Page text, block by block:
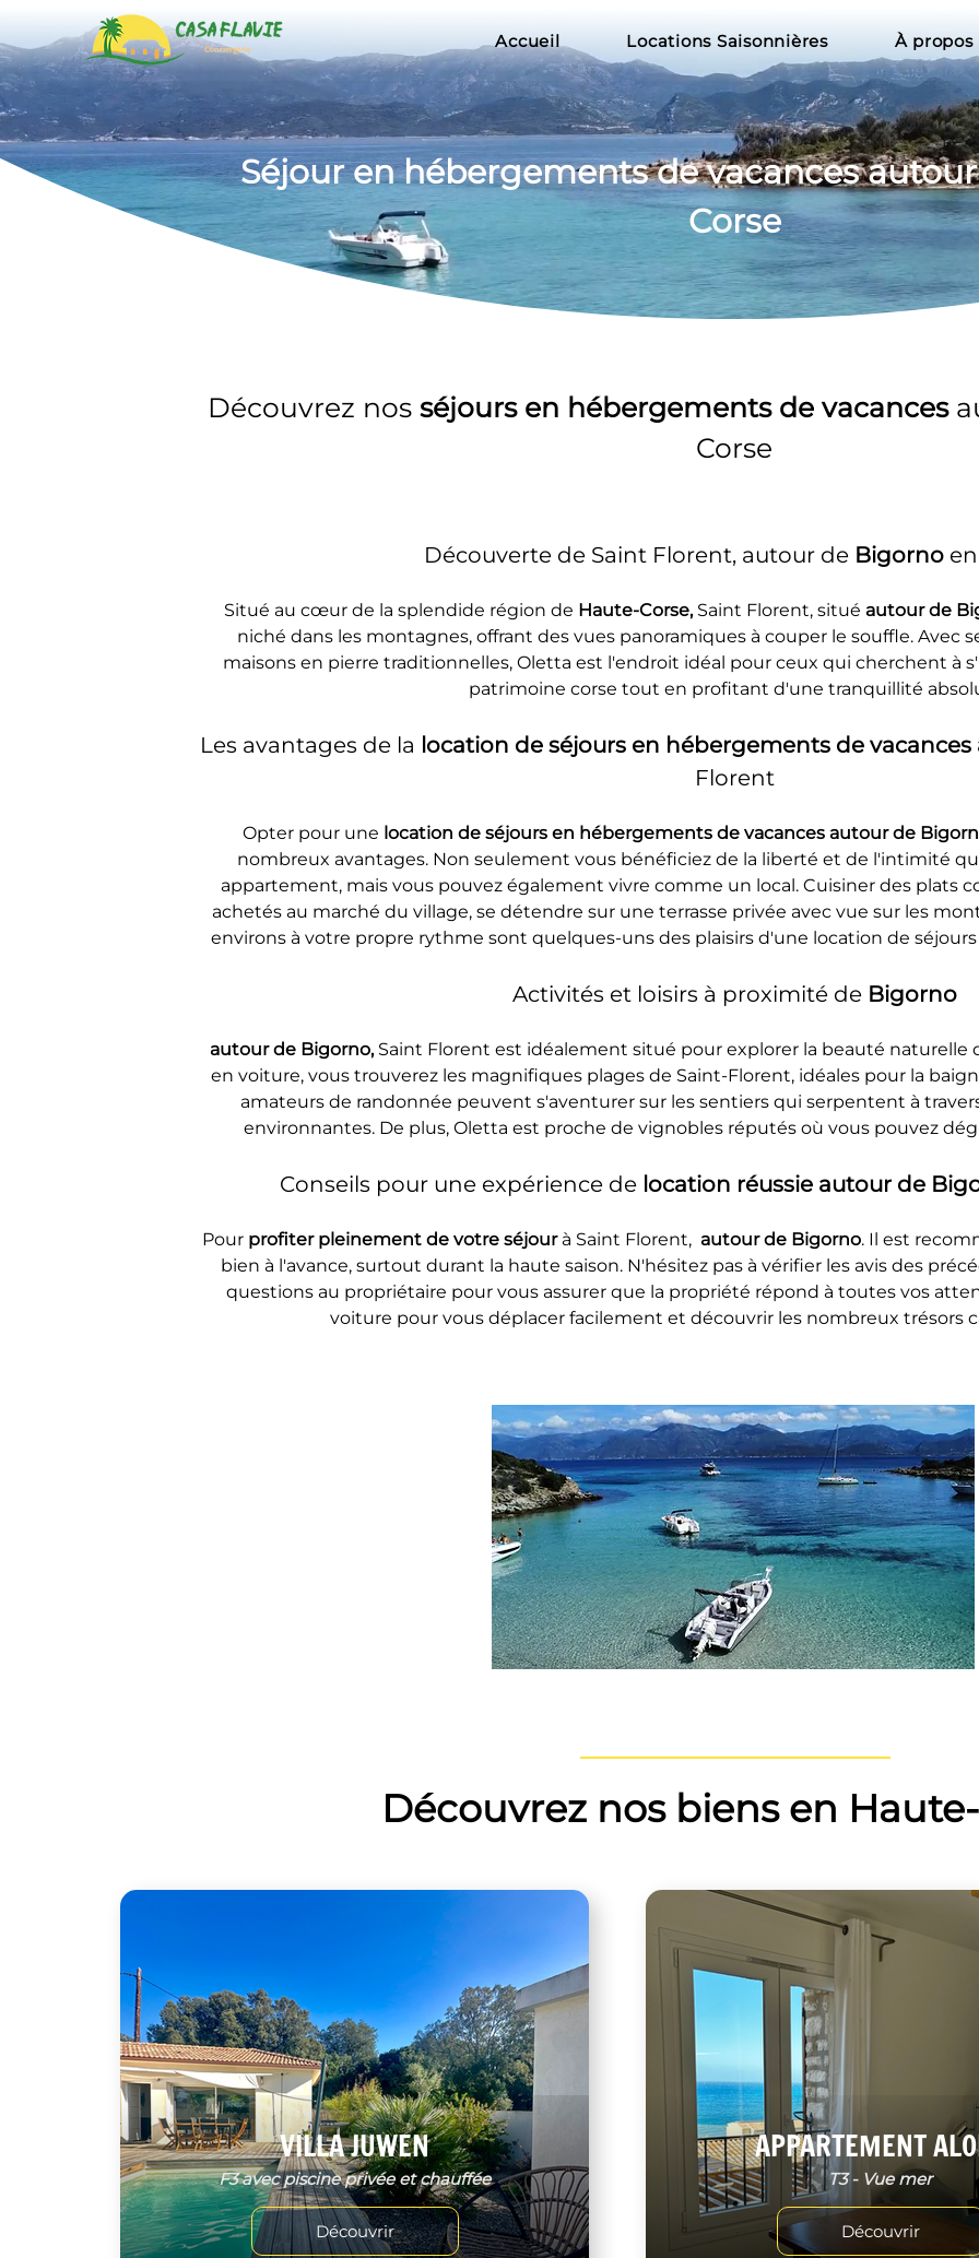
Accueil Locations Saisonnières À propos
Séjour en hébergements de vacances
Corse
Découvrez nos séjours en hébergements de vacances
Corse
Découverte de Saint Florent, autour de Bigorno en
Situé au cœur de la splendide région de Haute-Corse, Saint Florent, situé autour de
niché dans les montagnes, offrant des vues panoramiques à couper le souffle. Avec
maisons en pierre traditionnelles, Oletta est l'endroit idéal pour ceux qui cherchent à
patrimoine corse tout en profitant d'une tranquillité
Les avantages de la location de séjours en hébergements de
Florent
Opter pour une location de séjours en hébergements de vacances autour de
nombreux avantages. Non seulement vous bénéficiez de la liberté et de l'intimité
appartement, mais vous pouvez également vivre comme un local. Cuisiner des plats
achetés au marché du village, se détendre sur une terrasse privée avec vue sur les
environs à votre propre rythme sont quelques-uns des plaisirs d'une location de
Activités et loisirs à proximité de Bigorno
autour de Bigorno, Saint Florent est idéalement situé pour explorer la beauté naturelle
en voiture, vous trouverez les magnifiques plages de Saint-Florent, idéales pour la
amateurs de randonnée peuvent s'aventurer sur les sentiers qui serpentent à
environnantes. De plus, Oletta est proche de vignobles réputés où vous pouvez
Conseils pour une expérience de location réussie autour de
Pour profiter pleinement de votre séjour à Saint Florent, autour de Bigorno. Il est
bien à l'avance, surtout durant la haute saison. N'hésitez pas à vérifier les avis des
questions au propriétaire pour vous assurer que la propriété répond à toutes vos
voiture pour vous déplacer facilement et découvrir les nombreux trésors
Découvrez nos biens en
VILLA JUWEN
F3 avec piscine privée et chauffée
Découvrir
APPARTEMENT
T3 - Vue mer
Découvrir